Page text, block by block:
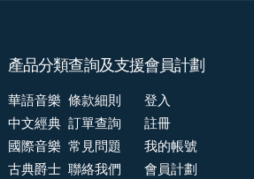
產品分類
華語音樂
中文經典
國際音樂
古典爵士
查詢及支援
條款細則
訂單查詢
常見問題
聯絡我們
會員計劃
登入
註冊
我的帳號
會員計劃